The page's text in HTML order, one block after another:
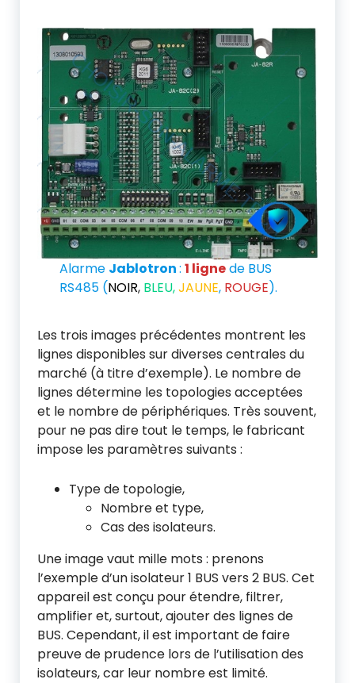
Alarme Jablotron:1 lignede BUS
RS485 (NOIR, BLEU,JAUNE, ROUGE).
Les trois images précédentes montrent les
lignes disponibles sur diverses centrales du
marché (à titre d’exemple). Le nombre de
lignes détermine les topologies acceptées
et le nombre de périphériques. Très souvent,
pour ne pas dire tout le temps, le fabricant
impose les paramètres suivants :
Type de topologie,
Nombre et type,
Cas des isolateurs.
Une image vaut mille mots : prenons
l’exemple d’un isolateur 1 BUS vers 2 BUS. Cet
appareil est conçu pour étendre, filtrer,
amplifier et, surtout, ajouter des lignes de
BUS. Cependant, il est important de faire
preuve de prudence lors de l’utilisation des
isolateurs, car leur nombre est limité.